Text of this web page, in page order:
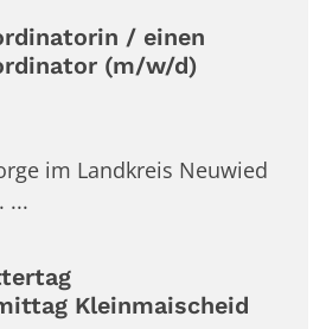
/ einen
(m/w/d)
im Landkreis Neuwied
...
Kleinmaischeid